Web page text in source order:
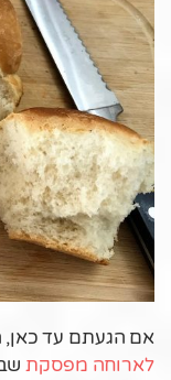
אם הגעתם עד כאן,
לארוחה מפסקת